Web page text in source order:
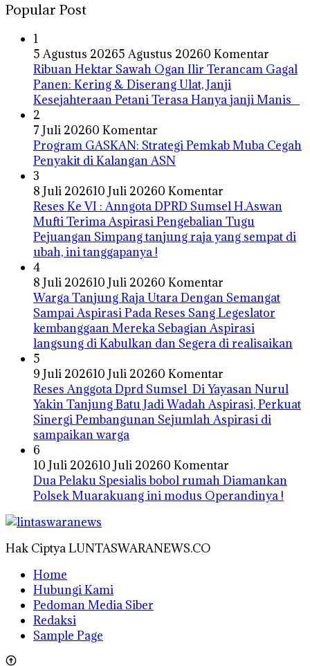
Popular Post
1
5 Agustus 20265 Agustus 20260 Komentar
Ribuan Hektar Sawah Ogan Ilir Terancam Gagal
Panen: Kering & Diserang Ulat, Janji
Kesejahteraan Petani Terasa Hanya janji Manis
2
7 Juli 20260 Komentar
Program GASKAN: Strategi Pemkab Muba Cegah
Penyakit di Kalangan ASN
3
8 Juli 202610 Juli 20260 Komentar
Reses Ke VI : Anngota DPRD Sumsel H.Aswan
Mufti Terima Aspirasi Pengebalian Tugu
Pejuangan Simpang tanjung raja yang sempat di
ubah, ini tanggapanya !
4
8 Juli 202610 Juli 20260 Komentar
Warga Tanjung Raja Utara Dengan Semangat
Sampai Aspirasi Pada Reses Sang Legeslator
kembanggaan Mereka Sebagian Aspirasi
langsung di Kabulkan dan Segera di realisaikan
5
9 Juli 202610 Juli 20260 Komentar
Reses Anggota Dprd Sumsel Di Yayasan Nurul
Yakin Tanjung Batu Jadi Wadah Aspirasi, Perkuat
Sinergi Pembangunan Sejumlah Aspirasi di
sampaikan warga
6
10 Juli 202610 Juli 20260 Komentar
Dua Pelaku Spesialis bobol rumah Diamankan
Polsek Muarakuang ini modus Operandinya !
Hak Ciptya LUNTASWARANEWS.CO
Home
Hubungi Kami
Pedoman Media Siber
Redaksi
Sample Page